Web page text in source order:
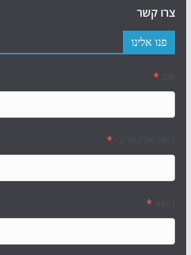
צרו קשר
פנו אלינו
*
*
*